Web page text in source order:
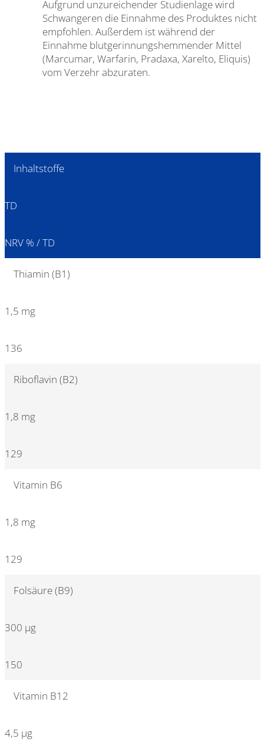
Aufgrund unzureichender Studienlage wird
Schwangeren die Einnahme des Produktes nicht
empfohlen. Außerdem ist während der
Einnahme blutgerinnungshemmender Mittel
(Marcumar, Warfarin, Pradaxa, Xarelto, Eliquis)
vom Verzehr abzuraten.
Inhaltstoffe
TD
NRV % / TD
Thiamin (B1)
1,5 mg
136
Riboflavin (B2)
1,8 mg
129
Vitamin B6
1,8 mg
129
Folsäure (B9)
300 µg
150
Vitamin B12
4,5 µg